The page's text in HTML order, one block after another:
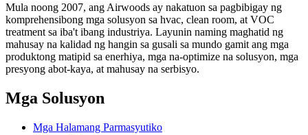
Mula noong 2007, ang Airwoods ay nakatuon sa pagbibigay ng
komprehensibong mga solusyon sa hvac, clean room, at VOC
treatment sa iba't ibang industriya. Layunin naming maghatid ng
mahusay na kalidad ng hangin sa gusali sa mundo gamit ang mga
produktong matipid sa enerhiya, mga na-optimize na solusyon, mga
presyong abot-kaya, at mahusay na serbisyo.
Mga Solusyon
Mga Halamang Parmasyutiko